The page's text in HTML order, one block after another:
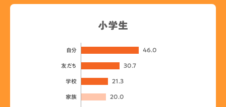
小学生
自分 46.0
友だち 30.7
学校 21.3
家族 20.0